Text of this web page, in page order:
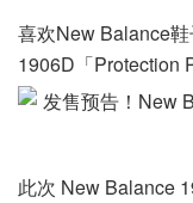
喜欢New Balance
1906D「Protection
此次 New Balance